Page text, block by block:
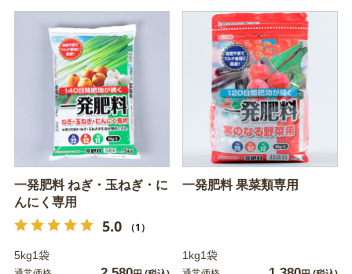
一発肥料 ねぎ・玉ねぎ・に
んにく専用
5.0 （1）
5kg1袋
一発肥料 果菜類専用
1kg1袋